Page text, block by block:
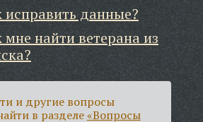
исправить данные?
мне найти ветерана из
и другие вопросы
в разделе«Вопросы